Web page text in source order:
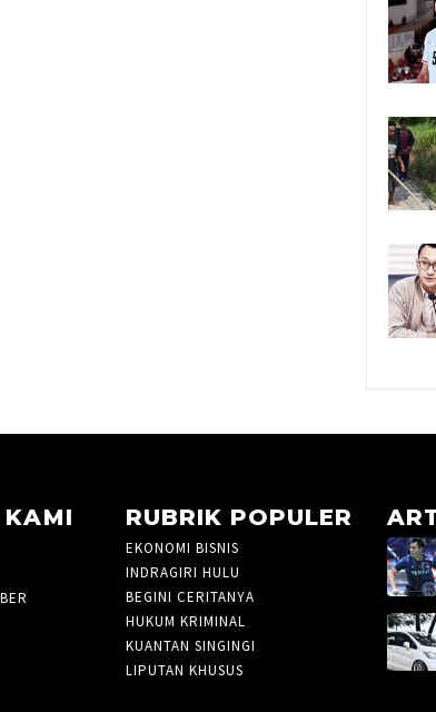
RUBRIK POPULER
EKONOMI BISNIS
INDRAGIRI HULU
BEGINI CERITANYA
HUKUM KRIMINAL
KUANTAN SINGINGI
LIPUTAN KHUSUS